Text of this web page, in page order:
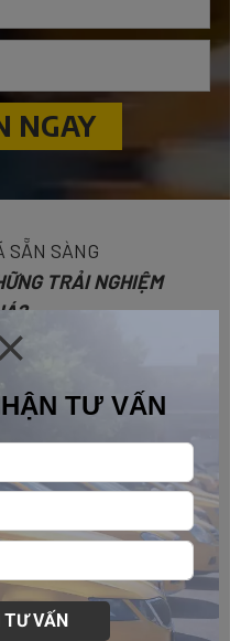
NGAY
SẴN SÀNG
Autovinhcuu
TRẢI NGHIỆM
TƯ VẤN
TƯ VẤN